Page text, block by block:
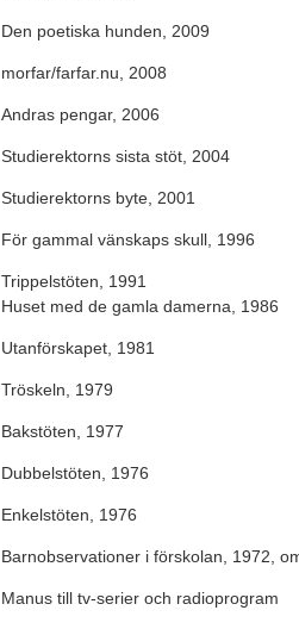
Den poetiska hunden, 2009
morfar/farfar.nu, 2008
Andras pengar, 2006
Studierektorns sista stöt, 2004
Studierektorns byte, 2001
För gammal vänskaps skull, 1996
Trippelstöten, 1991
Huset med de gamla damerna, 1986
Utanförskapet, 1981
Tröskeln, 1979
Bakstöten, 1977
Dubbelstöten, 1976
Enkelstöten, 1976
Barnobservationer i förskolan, 1972,
Manus till tv-serier och radioprogram